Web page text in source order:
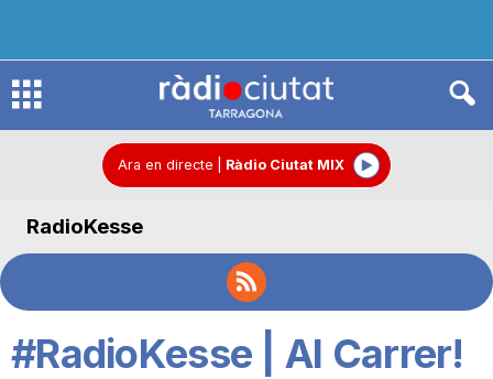
R
d
Ara en directe Ràdio Ciutat MIX
RadioKesse
#RadioKesse | Al Carrer!